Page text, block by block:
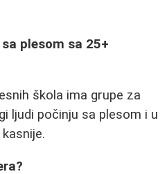
plesom sa 25+
škola ima grupe za
ljudi počinju sa plesom i u